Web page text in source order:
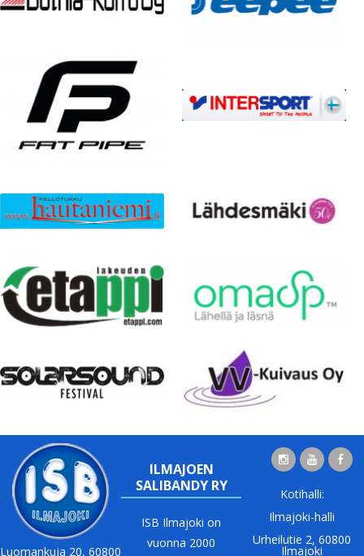
Luomankuja 20, 60800
ILMAJOEN
SALIBANDY RY
ISB Ilmajoki on
vuonna 2000
Kotihalli:
Ilmajoki-halli
Urheilutie 2, 60800
Ilmajoki